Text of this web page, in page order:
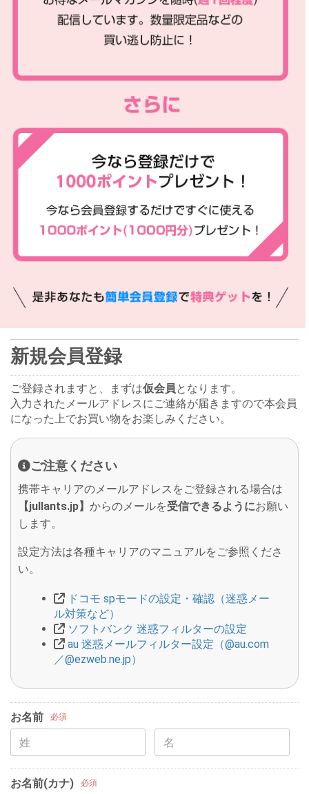
新規会員登録
ご登録されますと、まずは仮会員となります。
入力されたメールアドレスにご連絡が届きますので本会員
になった上でお買い物をお楽しみください。
ご注意ください
携帯キャリアのメールアドレスをご登録される場合は
【jullants.jp】 からのメールを受信できるようにお願い
します。
設定方法は各種キャリアのマニュアルをご参照くださ
い。
ドコモ spモードの設定・確認（迷惑メー
ル対策など）
ソフトバンク 迷惑フィルターの設定
au 迷惑メールフィルター設定（@au.com
／@ezweb.ne.jp）
お名前 必須
お名前(カナ) 必須